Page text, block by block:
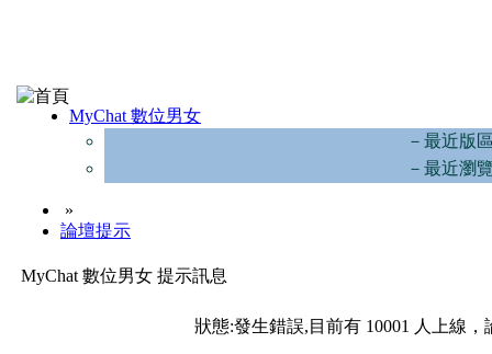
MyChat 數位男女
－最近版
－最近瀏
»
論壇提示
MyChat 數位男女 提示訊息
狀態:發生錯誤,目前有 10001 人上線